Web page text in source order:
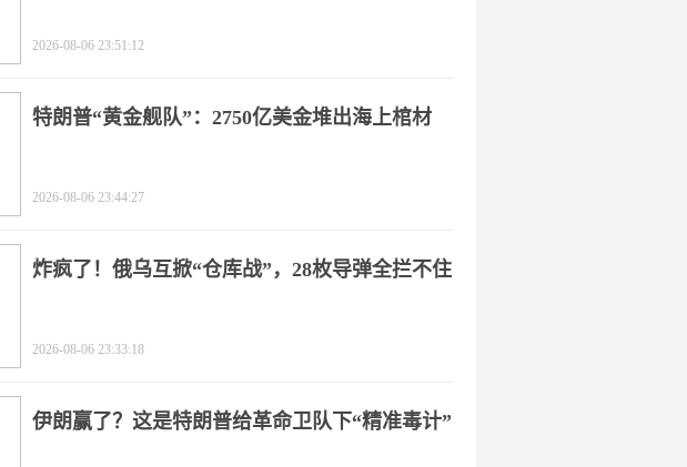
2026-08-06 23:51:12
特朗普“黄金舰队”：2750亿美金堆出海上棺材
2026-08-06 23:44:27
炸疯了！俄乌互掀“仓库战”，28枚导弹全拦不住
2026-08-06 23:33:18
伊朗赢了？这是特朗普给革命卫队下“精准毒计”